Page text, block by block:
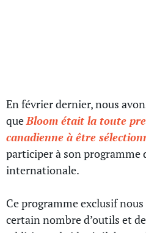
En février dernier, nous
queBloom était la toute
canadienne à être
participer à son programme
internationale.
Ce programme exclusif nous
certain nombre d’outils et